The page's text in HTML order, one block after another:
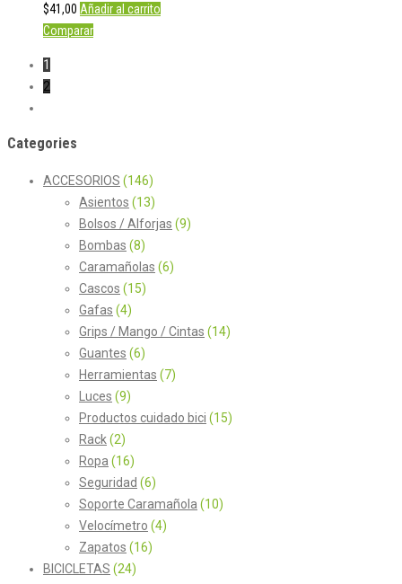
$41,00 Añadir al carrito
Comparar
1
2
Categories
ACCESORIOS (146)
Asientos (13)
Bolsos / Alforjas (9)
Bombas (8)
Caramañolas (6)
Cascos (15)
Gafas (4)
Grips / Mango / Cintas (14)
Guantes (6)
Herramientas (7)
Luces (9)
Productos cuidado bici (15)
Rack(2)
Ropa (16)
Seguridad (6)
Soporte Caramañola (10)
Velocímetro (4)
Zapatos (16)
BICICLETAS (24)